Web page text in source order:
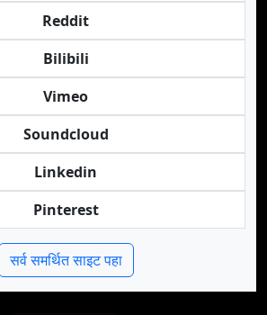
Reddit
Bilibili
Vimeo
Soundcloud
Linkedin
Pinterest
सर्व समर्थित साइट पहा